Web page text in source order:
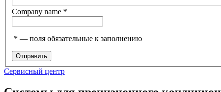
Company name *
* — поля обязательные к заполнению
Сервисный центр